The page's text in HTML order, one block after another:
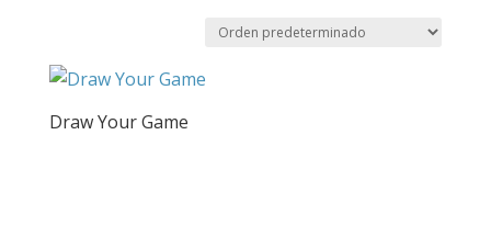
Draw Your Game